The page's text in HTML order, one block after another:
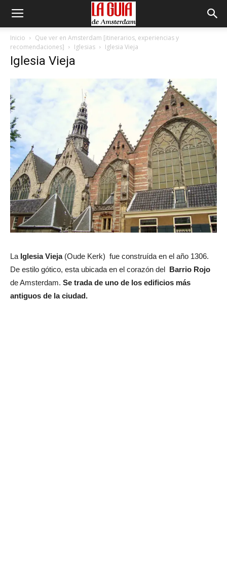
Inicio
Que ver en Amsterdam [itinerarios, experiencias y
recomendaciones]
Iglesias Iglesia Vieja
Iglesia Vieja
La Iglesia Vieja(Oude Kerk) fue construída en el año 1306.
De estilo gótico, esta ubicada en el corazón del Barrio Rojo
de Amsterdam. Se trada de uno de los edificios más
antiguos de la ciudad.